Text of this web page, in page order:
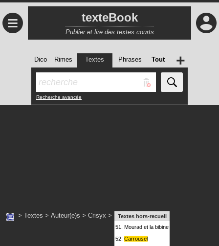
≡ texteBook
Publier et lire des textes courts
Dico Rimes Textes Phrases Tout
Recherche avancée
+
> Textes > Auteur(e)s > Crisyx >
Textes hors-recueil
51. Mourad et la bibine
52. Carrousel